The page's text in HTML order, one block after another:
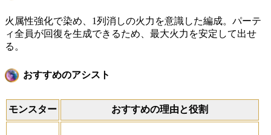
火属性強化で染め、1列消しの火力を意識した編成。パーテ
ィ全員が回復を生成できるため、最大火力を安定して出せ
る。
おすすめのアシスト
モンスター おすすめの理由と役割